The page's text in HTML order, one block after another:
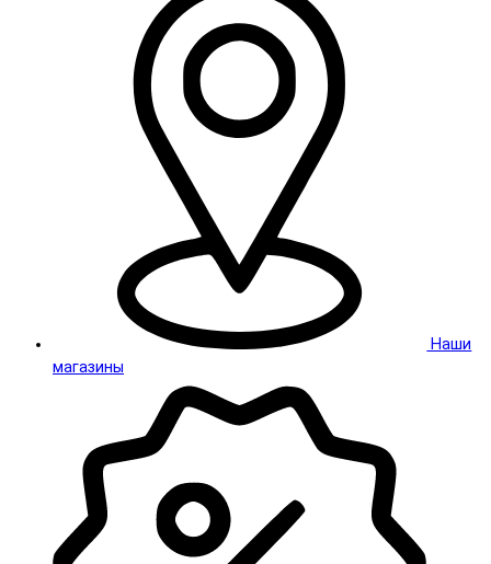
Наши
магазины